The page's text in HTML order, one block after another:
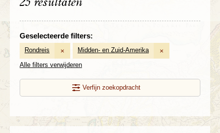
Geselecteerde filters:
Rondreis × Midden- en Zuid-Amerika ×
Alle filters verwijderen
Verfijn zoekopdracht